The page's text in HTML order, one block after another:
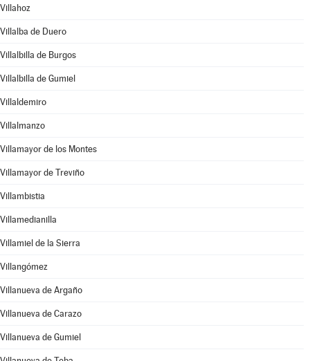
Villahoz
Villalba de Duero
Villalbilla de Burgos
Villalbilla de Gumiel
Villaldemiro
Villalmanzo
Villamayor de los Montes
Villamayor de Treviño
Villambistia
Villamedianilla
Villamiel de la Sierra
Villangómez
Villanueva de Argaño
Villanueva de Carazo
Villanueva de Gumiel